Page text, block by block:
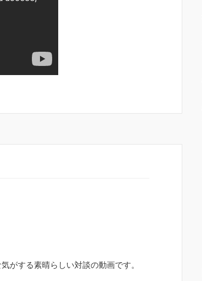
がする素晴らしい対談の動画です。